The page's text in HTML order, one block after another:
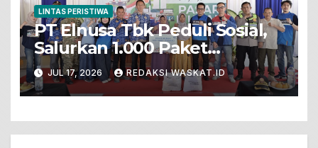
LINTAS PERISTIWA
PT Elnusa Tbk Peduli Sosial,
Salurkan 1.000 Paket
Sembako Dalam Pasar Murah
Untuk Warga Prasejahtera Di
Desa Sumengko
JUL 17, 2026 REDAKSI WASKAT.ID